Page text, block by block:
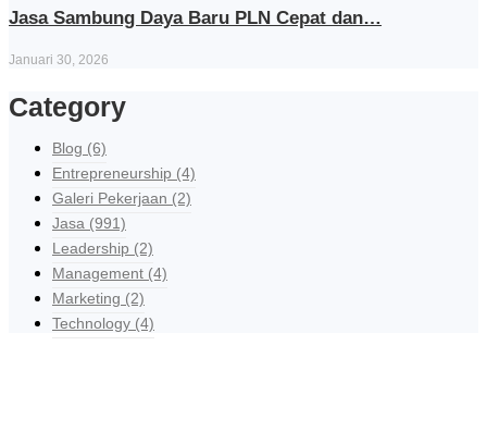
Jasa Sambung Daya Baru PLN Cepat dan…
Januari 30, 2026
Category
Blog (6)
Entrepreneurship (4)
Galeri Pekerjaan (2)
Jasa (991)
Leadership (2)
Management (4)
Marketing (2)
Technology (4)